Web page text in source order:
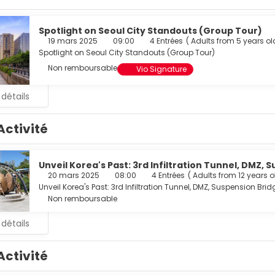
personnalisée, les 78 chambres de l'hébergement
à écran plat. Un accès gratuit au réseau Internet Wi-Fi et
chaînes par câble assurent votre divertissement. Les
et services offerts par l'hébergement comprennent un
buffet est servi tous les jours de 07 h 30 à 10 h 00
et services proposés incluent l'accès à internet gratuit
sec / blanchisserie.
Spotlight on Seoul City Standouts (Group Tour)
19 mars 2025 09:00 4 Entrées ( Adults from 5 years
Spotlight on Seoul City Standouts (Group Tour)
Non remboursable
Vio Signature
Unveil Korea's Past: 3rd Infiltration Tunnel, DMZ,
20 mars 2025 08:00 4 Entrées ( Adults from 12 years
Unveil Korea's Past: 3rd Infiltration Tunnel, DMZ, Suspension
Non remboursable